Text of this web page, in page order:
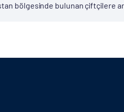
bölgesinde bulunan çiftçilere arı